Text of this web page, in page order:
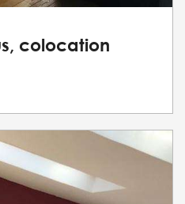
colocation